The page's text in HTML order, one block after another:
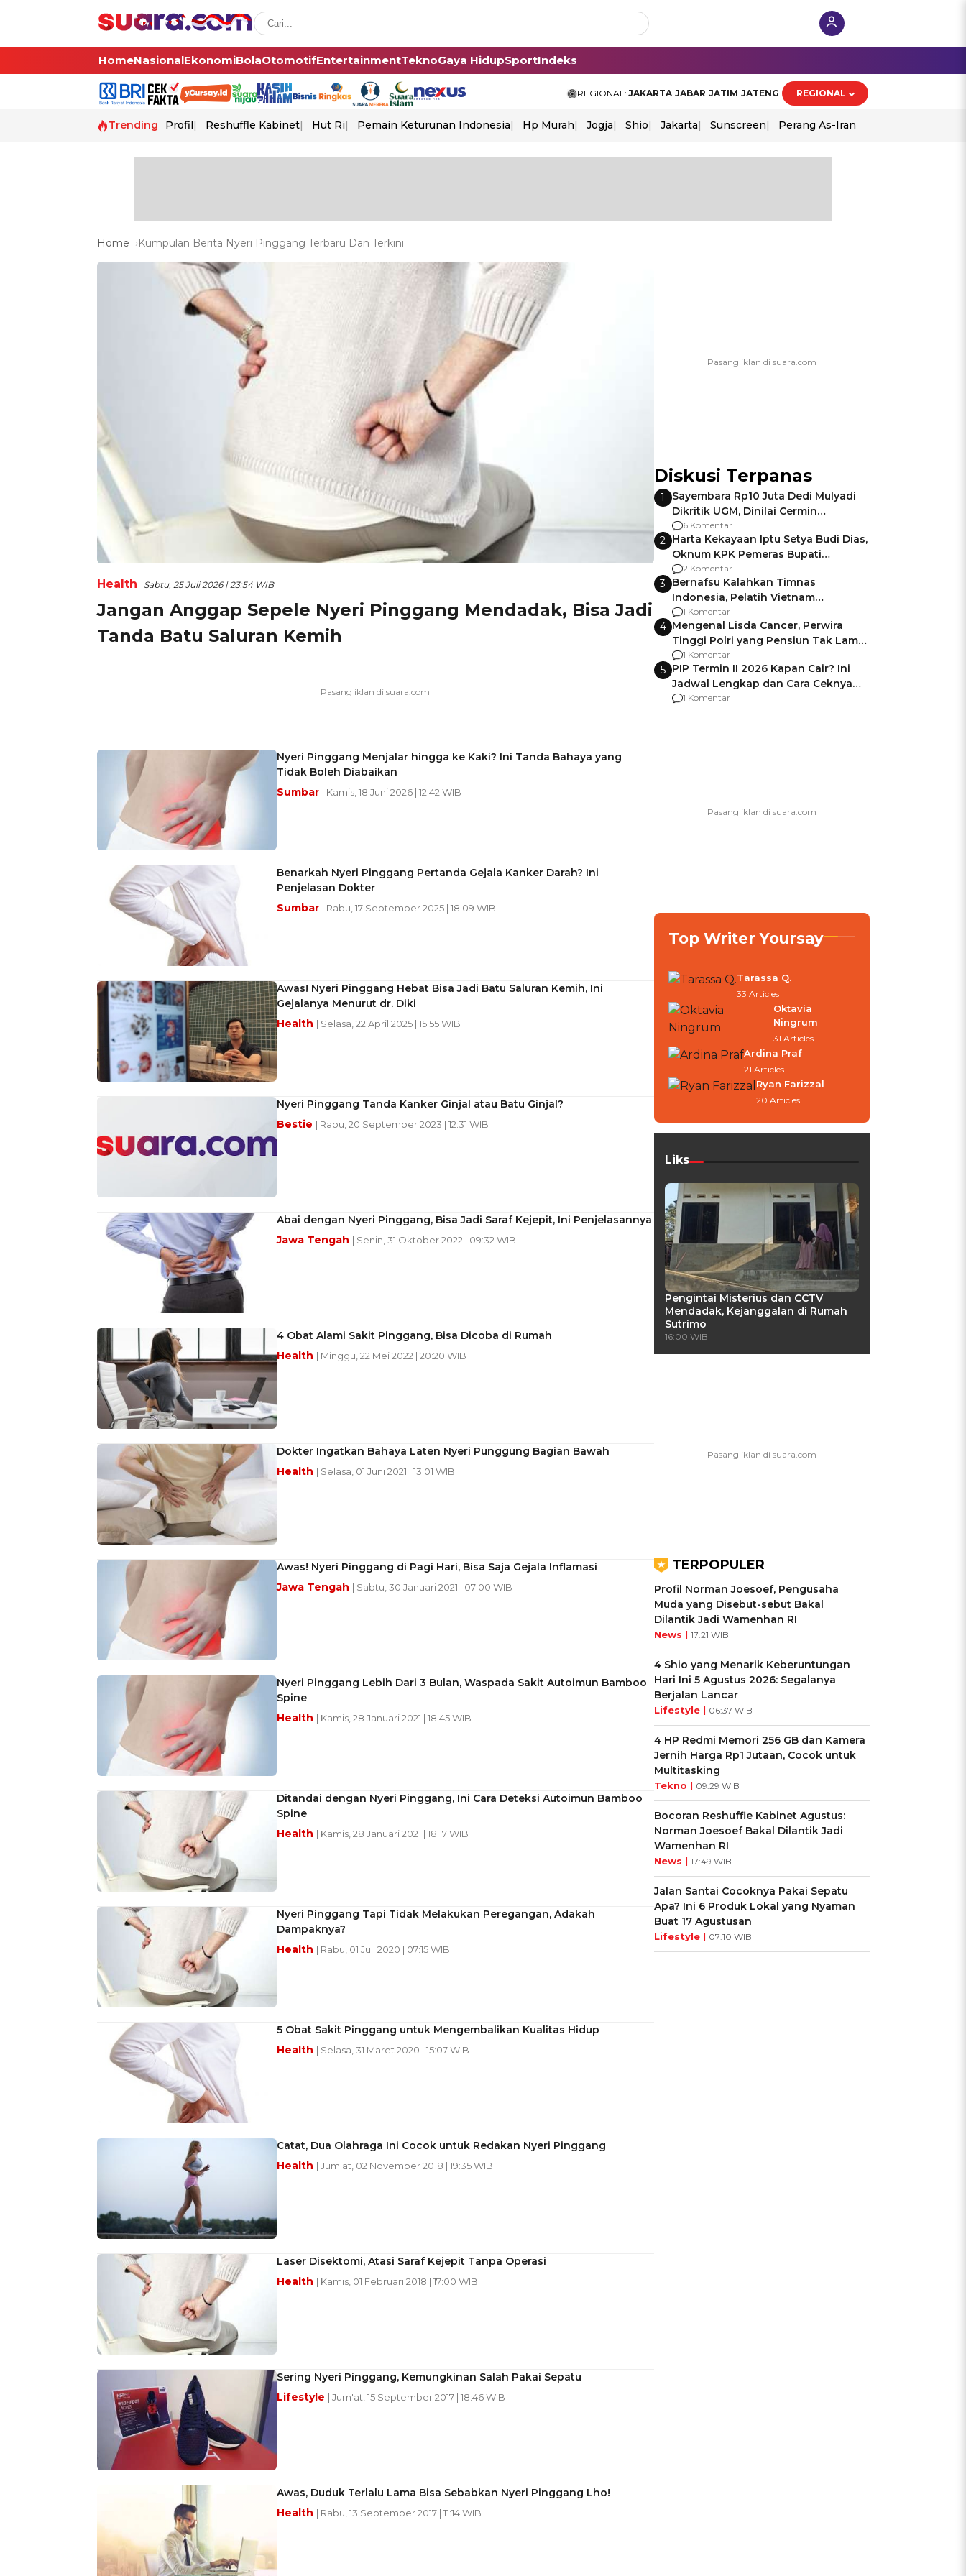
HomeNasionalEkonomiBolaOtomotifEntertainmentTeknoGaya HidupSportIndeks
REGIONAL: JAKARTA JABAR JATIM JATENG REGIONAL
Trending Profil Reshuffle Kabinet Hut Ri Pemain Keturunan Indonesia Hp Murah Jogja Shio Jakarta Sunscreen Perang As-Iran
Home Kumpulan Berita Nyeri Pinggang Terbaru Dan Terkini
Health Sabtu, 25 Juli 2026 | 23:54 WIB
Jangan Anggap Sepele Nyeri Pinggang Mendadak, Bisa Jadi
Tanda Batu Saluran Kemih
Nyeri Pinggang Menjalar hingga ke Kaki? Ini Tanda Bahaya yang
Tidak Boleh Diabaikan
Sumbar | Kamis, 18 Juni 2026 | 12:42 WIB
Benarkah Nyeri Pinggang Pertanda Gejala Kanker Darah? Ini
Penjelasan Dokter
Sumbar | Rabu, 17 September 2025 | 18:09 WIB
Awas! Nyeri Pinggang Hebat Bisa Jadi Batu Saluran Kemih, Ini
Gejalanya Menurut dr. Diki
Health | Selasa, 22 April 2025 | 15:55 WIB
Nyeri Pinggang Tanda Kanker Ginjal atau Batu Ginjal?
Bestie | Rabu, 20 September 2023 | 12:31 WIB
Abai dengan Nyeri Pinggang, Bisa Jadi Saraf Kejepit, Ini Penjelasannya
Jawa Tengah | Senin, 31 Oktober 2022 | 09:32 WIB
4 Obat Alami Sakit Pinggang, Bisa Dicoba di Rumah
Health | Minggu, 22 Mei 2022 | 20:20 WIB
Dokter Ingatkan Bahaya Laten Nyeri Punggung Bagian Bawah
Health | Selasa, 01 Juni 2021 | 13:01 WIB
Awas! Nyeri Pinggang di Pagi Hari, Bisa Saja Gejala Inflamasi
Jawa Tengah | Sabtu, 30 Januari 2021 | 07:00 WIB
Nyeri Pinggang Lebih Dari 3 Bulan, Waspada Sakit Autoimun Bamboo
Spine
Health | Kamis, 28 Januari 2021 | 18:45 WIB
Ditandai dengan Nyeri Pinggang, Ini Cara Deteksi Autoimun Bamboo
Spine
Health | Kamis, 28 Januari 2021 | 18:17 WIB
Nyeri Pinggang Tapi Tidak Melakukan Peregangan, Adakah
Dampaknya?
Health | Rabu, 01 Juli 2020 | 07:15 WIB
5 Obat Sakit Pinggang untuk Mengembalikan Kualitas Hidup
Health | Selasa, 31 Maret 2020 | 15:07 WIB
Catat, Dua Olahraga Ini Cocok untuk Redakan Nyeri Pinggang
Health | Jum'at, 02 November 2018 | 19:35 WIB
Laser Disektomi, Atasi Saraf Kejepit Tanpa Operasi
Health | Kamis, 01 Februari 2018 | 17:00 WIB
Sering Nyeri Pinggang, Kemungkinan Salah Pakai Sepatu
Lifestyle | Jum'at, 15 September 2017 | 18:46 WIB
Awas, Duduk Terlalu Lama Bisa Sebabkan Nyeri Pinggang Lho!
Health | Rabu, 13 September 2017 | 11:14 WIB
Diskusi Terpanas
1
Sayembara Rp10 Juta Dedi Mulyadi
Dikritik UGM, Dinilai Cermin
Gagalnya Negara Jamin Keamanan
6 Komentar
2 Harta Kekayaan Iptu Setya Budi Dias,
Oknum KPK Pemeras Bupati
Pemalang
2 Komentar
3 Bernafsu Kalahkan Timnas
Indonesia, Pelatih Vietnam
Berencana Pakai Jimat di Pakansari
1 Komentar
4 Mengenal Lisda Cancer, Perwira
Tinggi Polri yang Pensiun Tak Lama
Usai Jadi Brigjen
1 Komentar
5 PIP Termin II 2026 Kapan Cair? Ini
Jadwal Lengkap dan Cara Ceknya
agar Dana Tidak Hangus!
1 Komentar
Top Writer Yoursay
Tarassa Q.
33 Articles
Oktavia
Ningrum
31 Articles
Ardina Praf
21 Articles
Ryan Farizzal
20 Articles
Liks
Pengintai Misterius dan CCTV
Mendadak, Kejanggalan di Rumah
Sutrimo
16:00 WIB
TERPOPULER
Profil Norman Joesoef, Pengusaha
Muda yang Disebut-sebut Bakal
Dilantik Jadi Wamenhan RI
News | 17:21 WIB
4 Shio yang Menarik Keberuntungan
Hari Ini 5 Agustus 2026: Segalanya
Berjalan Lancar
Lifestyle | 06:37 WIB
4 HP Redmi Memori 256 GB dan Kamera
Jernih Harga Rp1 Jutaan, Cocok untuk
Multitasking
Tekno | 09:29 WIB
Bocoran Reshuffle Kabinet Agustus:
Norman Joesoef Bakal Dilantik Jadi
Wamenhan RI
News | 17:49 WIB
Jalan Santai Cocoknya Pakai Sepatu
Apa? Ini 6 Produk Lokal yang Nyaman
Buat 17 Agustusan
Lifestyle | 07:10 WIB